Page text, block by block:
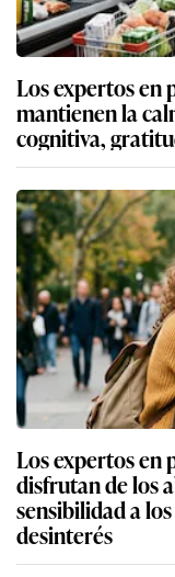
Los expertos en
mantienen la
cognitiva,
Los expertos en
disfrutan de los
sensibilidad a
desinterés